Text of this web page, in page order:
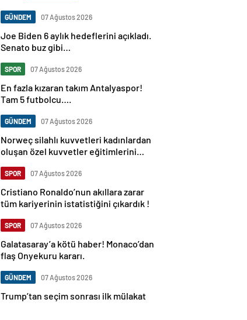
GÜNDEM 07 Ağustos 2026
Joe Biden 6 aylık hedeflerini açıkladı.
Senato buz gibi…
SPOR 07 Ağustos 2026
En fazla kızaran takım Antalyaspor!
Tam 5 futbolcu….
GÜNDEM 07 Ağustos 2026
Norweç silahlı kuvvetleri kadınlardan
oluşan özel kuvvetler eğitimlerini
SPOR 07 Ağustos 2026
Cristiano Ronaldo’nun akıllara zarar
tüm kariyerinin istatistiğini çıkardık !
SPOR 07 Ağustos 2026
Galatasaray’a kötü haber! Monaco’dan
flaş Onyekuru kararı.
GÜNDEM 07 Ağustos 2026
Trump’tan seçim sonrası ilk mülakat